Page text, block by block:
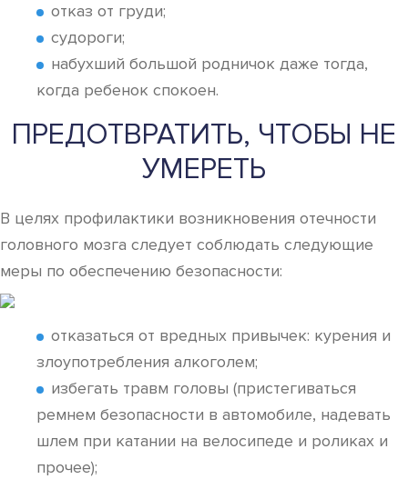
отказ от груди;
судороги;
набухший большой родничок даже тогда,
когда ребенок спокоен.
ПРЕДОТВРАТИТЬ, ЧТОБЫ НЕ
УМЕРЕТЬ
В целях профилактики возникновения отечности
головного мозга следует соблюдать следующие
меры по обеспечению безопасности:
отказаться от вредных привычек: курения и
злоупотребления алкоголем;
избегать травм головы (пристегиваться
ремнем безопасности в автомобиле, надевать
шлем при катании на велосипеде и роликах и
прочее);